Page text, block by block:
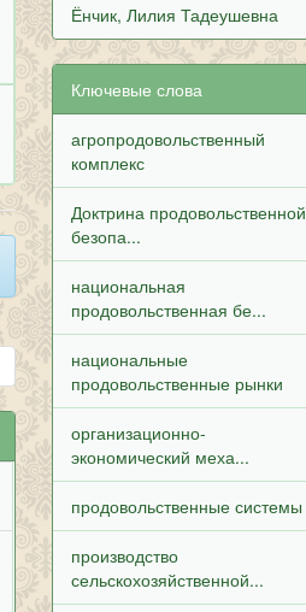
Ёнчик, Лилия Тадеушевна
Ключевые слова
агропродовольственный
комплекс
Доктрина продовольственной
безопа...
национальная
продовольственная бе...
национальные
продовольственные рынки
организационно-
экономический меха...
продовольственные системы
производство
сельскохозяйственной...